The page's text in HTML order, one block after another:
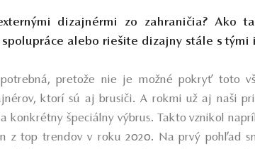
dizajnérmi zo zahraničia? Ako
alebo riešite dizajny stále s tými
pretože nie je možné pokryť toto
ktorí sú aj brusiči. A rokmi už aj naši
konkrétny špeciálny výbrus. Takto vznikol
z top trendov v roku 2020. Na prvý pohľad